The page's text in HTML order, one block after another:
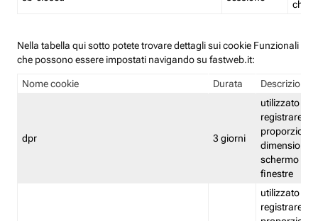
Nella tabella qui sotto potete trovare dettagli sui cookie Funzionali
che possono essere impostati navigando su fastweb.it:
Nome cookie Durata Descrizione
dpr 3 giorni
utilizzato per
registrare le
proporzioni
dimensioni
schermo e
finestre
utilizzato per
registrare le